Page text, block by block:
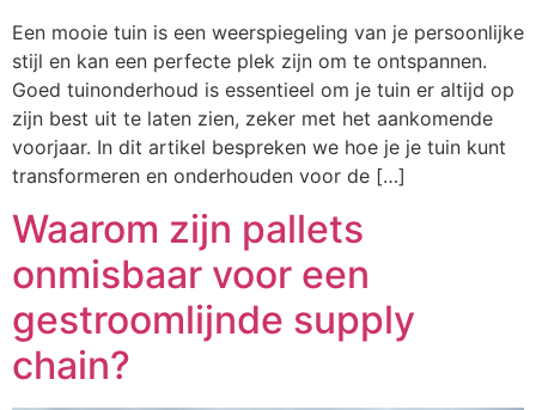
Een mooie tuin is een weerspiegeling van je persoonlijke
stijl en kan een perfecte plek zijn om te ontspannen.
Goed tuinonderhoud is essentieel om je tuin er altijd op
zijn best uit te laten zien, zeker met het aankomende
voorjaar. In dit artikel bespreken we hoe je je tuin kunt
transformeren en onderhouden voor de […]
Waarom zijn pallets
onmisbaar voor een
gestroomlijnde supply
chain?